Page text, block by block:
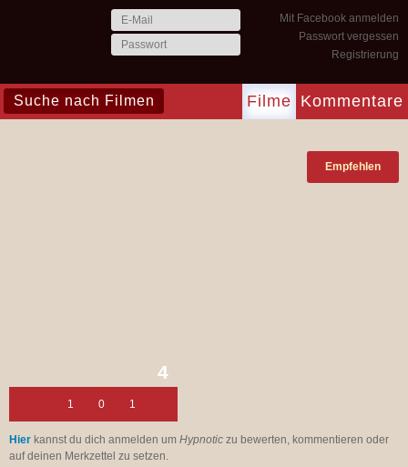
Mit Facebook anmelden
Passwort vergessen
Registrierung
Kommentare
Filme
4
1 0 1
Empfehlen
Hier kannst du dich anmelden um Hypnotic zu bewerten, kommentieren oder
auf deinen Merkzettel zu setzen.